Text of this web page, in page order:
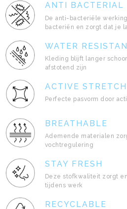
ANTI BACTERIAL
De anti-bacteriële
bacteriën en zorgt dat je
WATER
Kleding blijft langer
afstotend zijn
ACTIVE STRETCH
Perfecte pasvorm door
BREATHABLE
Ademende materialen
vochtregulering
STAY FRESH
Deze stofkwaliteit zorgt
tijdens werk
RECYCLABLE